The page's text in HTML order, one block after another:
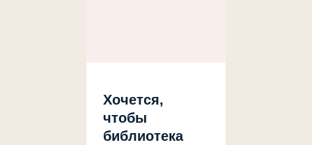
Хочется,
чтобы
библиотека